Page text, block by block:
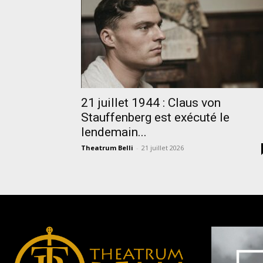
21 juillet 1944 : Claus von
Stauffenberg est exécuté le
lendemain...
Theatrum Belli - 21 juillet 2026